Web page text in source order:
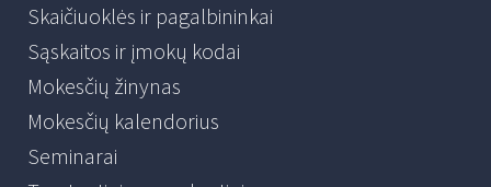
Skaičiuoklės ir pagalbininkai
Sąskaitos ir įmokų kodai
Mokesčių žinynas
Mokesčių kalendorius
Seminarai